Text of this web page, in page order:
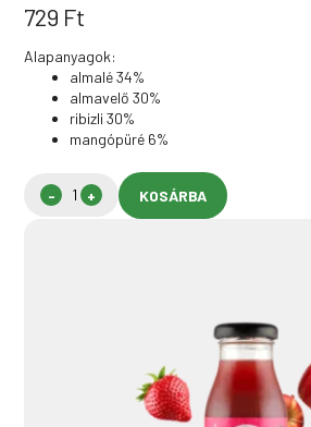
729 Ft
Alapanyagok:
almalé 34%
almavelő 30%
ribizli 30%
mangópüré 6%
KOSÁRBA